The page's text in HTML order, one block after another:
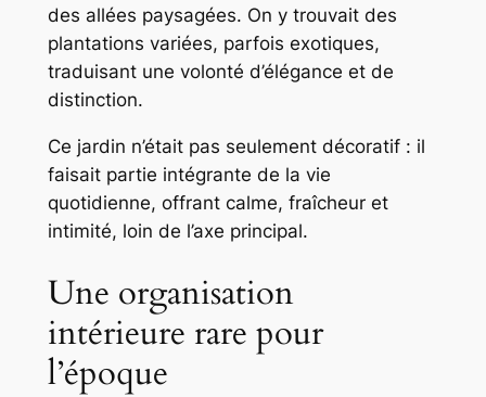
des allées paysagées. On y trouvait des
plantations variées, parfois exotiques,
traduisant une volonté d’élégance et de
distinction.
Ce jardin n’était pas seulement décoratif : il
faisait partie intégrante de la vie
quotidienne, offrant calme, fraîcheur et
intimité, loin de l’axe principal.
Une organisation
intérieure rare pour
l’époque